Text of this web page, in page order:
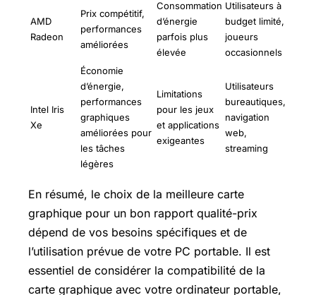
AMD
Radeon
Prix compétitif,
performances
améliorées
Consommation
d’énergie
parfois plus
élevée
Utilisateurs à
budget limité,
joueurs
occasionnels
Intel Iris
Xe
Économie
d’énergie,
performances
graphiques
améliorées pour
les tâches
légères
Limitations
pour les jeux
et applications
exigeantes
Utilisateurs
bureautiques,
navigation
web,
streaming
En résumé, le choix de la meilleure carte
graphique pour un bon rapport qualité-prix
dépend de vos besoins spécifiques et de
l’utilisation prévue de votre PC portable. Il est
essentiel de considérer la compatibilité de la
carte graphique avec votre ordinateur portable,